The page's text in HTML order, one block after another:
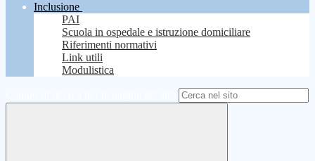
Inclusione
PAI
Scuola in ospedale e istruzione domiciliare
Riferimenti normativi
Link utili
Modulistica